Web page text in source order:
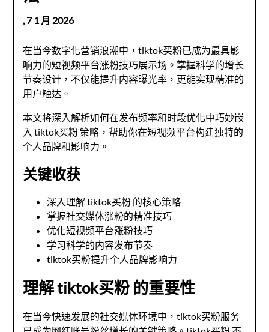
,7 1 月 2026
在当今数字化营销浪潮中，tiktok买粉已成为最具影
响力的短视频平台涨粉技巧展示场。掌握科学的增长
节奏设计，不仅能提升内容曝光率，更能实现精准的
用户触达。
本文将深入解析如何在发布频率和时段优化中巧妙嵌
入 tiktok买粉 策略，帮助你在短视频平台构建独特的
个人品牌和影响力。
关键收获
深入理解 tiktok买粉 的核心策略
掌握社交媒体涨粉的精准技巧
优化短视频平台涨粉技巧
学习科学的内容发布节奏
tiktok买粉提升个人品牌影响力
理解 tiktok买粉 的重要性
在当今快速发展的社交媒体环境中，tiktok买粉服务